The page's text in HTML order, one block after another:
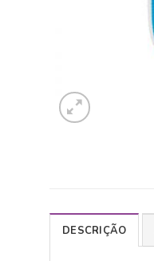
DESCRIÇÃO